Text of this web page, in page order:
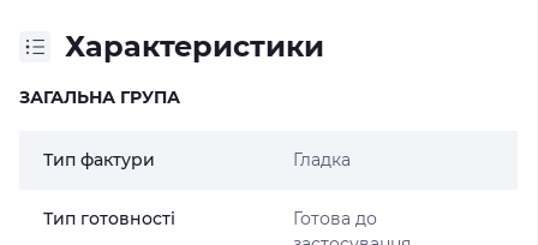
Характеристики
ЗАГАЛЬНА ГРУПА
Тип фактури Гладка
Тип готовності
Готова до